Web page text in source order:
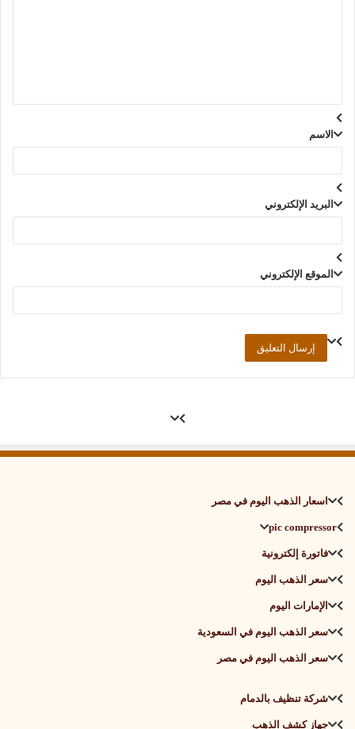
الاسم
البريد الإلكتروني
الموقع الإلكتروني
اسعار الذهب اليوم في مصر
pic compressor
فاتورة إلكترونية
سعر الذهب اليوم
الإمارات اليوم
سعر الذهب اليوم في السعودية
سعر الذهب اليوم في مصر
شركة تنظيف بالدمام
جهاز كشف الذهب